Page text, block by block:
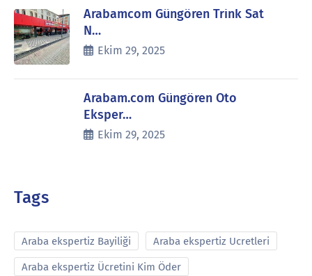
Arabamcom Güngören Trink Sat
N…
Ekim 29, 2025
Arabam.com Güngören Oto
Eksper…
Ekim 29, 2025
Tags
Araba ekspertiz Bayiliği Araba ekspertiz Ucretleri
Araba ekspertiz Ücretini Kim Öder